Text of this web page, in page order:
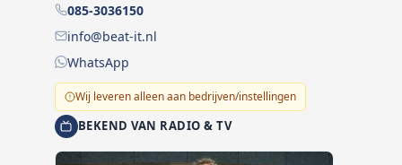
085-3036150
info@beat-it.nl
WhatsApp
Wij leveren alleen aan bedrijven/instellingen
BEKEND VAN RADIO & TV